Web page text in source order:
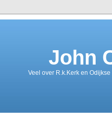
John
Veel over R.k.Kerk en